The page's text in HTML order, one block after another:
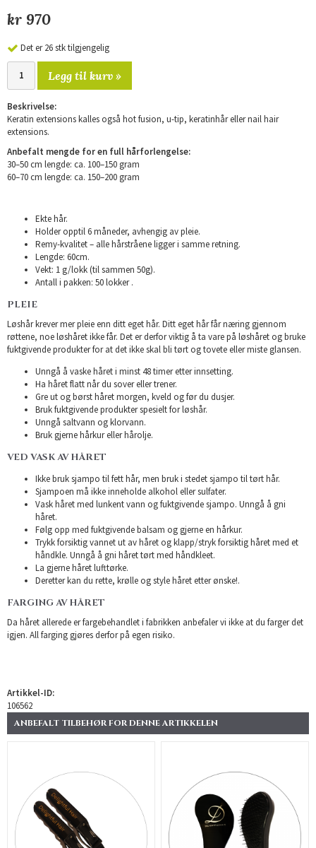
kr 970
Det er 26 stk tilgjengelig
Legg til kurv »
Beskrivelse:
Keratin extensions kalles også hot fusion, u-tip, keratinhår eller nail hair
extensions.
Anbefalt mengde for en full hårforlengelse:
30–50 cm lengde: ca. 100–150 gram
60–70 cm lengde: ca. 150–200 gram
Ekte hår.
Holder opptil 6 måneder, avhengig av pleie.
Remy-kvalitet – alle hårstråene ligger i samme retning.
Lengde: 60cm.
Vekt: 1 g/lokk (til sammen 50g).
Antall i pakken: 50 lokker .
PLEIE
Løshår krever mer pleie enn ditt eget hår. Ditt eget hår får næring gjennom
røttene, noe løshåret ikke får. Det er derfor viktig å ta vare på løshåret og bruke
fuktgivende produkter for at det ikke skal bli tørt og tovete eller miste glansen.
Unngå å vaske håret i minst 48 timer etter innsetting.
Ha håret flatt når du sover eller trener.
Gre ut og børst håret morgen, kveld og før du dusjer.
Bruk fuktgivende produkter spesielt for løshår.
Unngå saltvann og klorvann.
Bruk gjerne hårkur eller hårolje.
VED VASK AV HÅRET
Ikke bruk sjampo til fett hår, men bruk i stedet sjampo til tørt hår.
Sjampoen må ikke inneholde alkohol eller sulfater.
Vask håret med lunkent vann og fuktgivende sjampo. Unngå å gni
håret.
Følg opp med fuktgivende balsam og gjerne en hårkur.
Trykk forsiktig vannet ut av håret og klapp/stryk forsiktig håret med et
håndkle. Unngå å gni håret tørt med håndkleet.
La gjerne håret lufttørke.
Deretter kan du rette, krølle og style håret etter ønske!.
FARGING AV HÅRET
Da håret allerede er fargebehandlet i fabrikken anbefaler vi ikke at du farger det
igjen. All farging gjøres derfor på egen risiko.
Artikkel-ID:
106562
ANBEFALT TILBEHØR FOR DENNE ARTIKKELEN